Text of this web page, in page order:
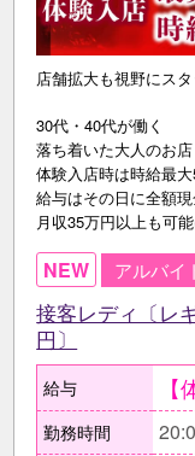
店舗拡大も視野にス
30代・40代が働く
落ち着いた大人のお店
体験入店時は時給最
給与はその日に全額
月収35万円以上も可
NEW アルバイ
接客レディ〔レ
円〕
給与
勤務時間